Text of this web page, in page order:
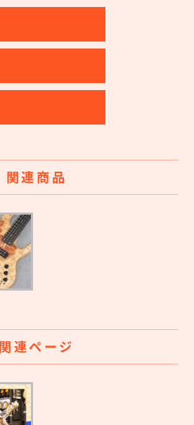
関連商品
関連ページ